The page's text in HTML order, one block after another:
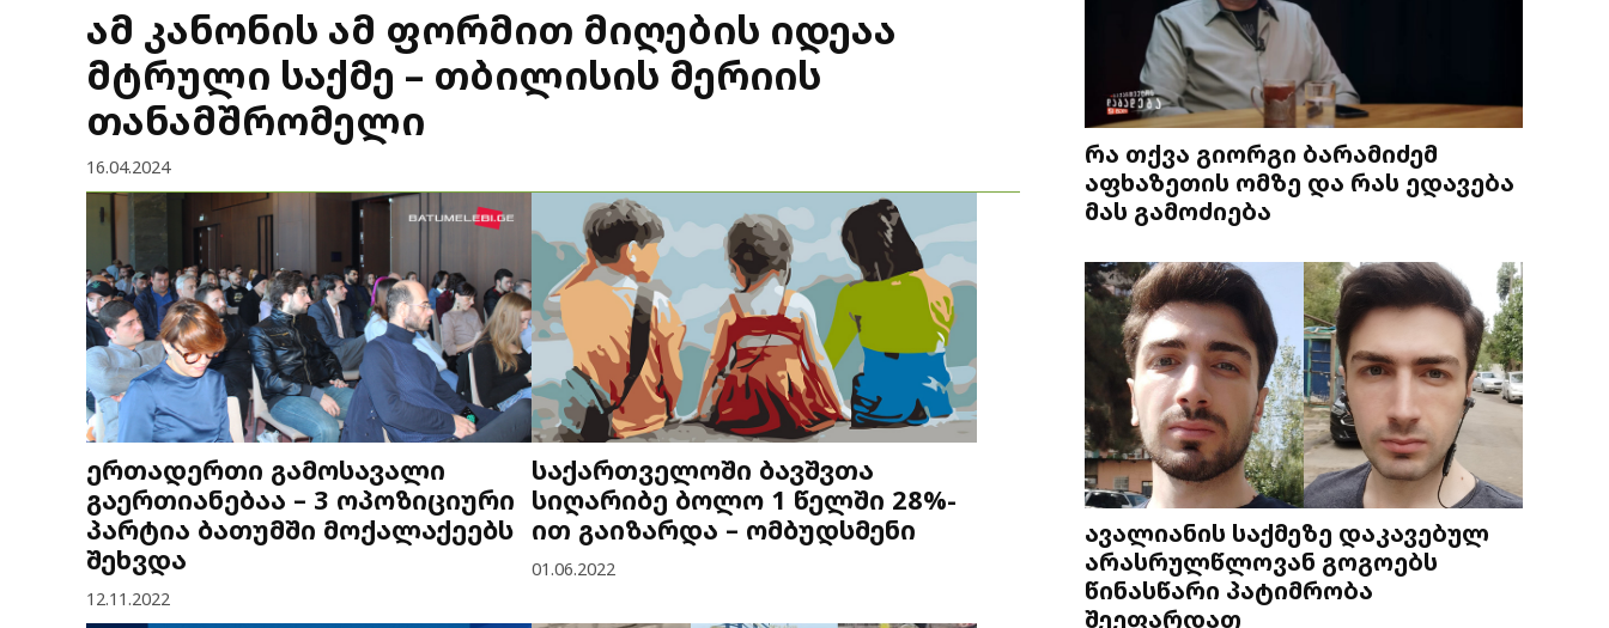
ამ კანონის ამ ფორმით მიღების იდეაა
მტრული საქმე – თბილისის მერიის
თანამშრომელი
16.04.2024
ერთადერთი გამოსავალი
გაერთიანებაა – 3 ოპოზიციური
პარტია ბათუმში მოქალაქეებს
შეხვდა
12.11.2022
საქართველოში ბავშვთა
სიღარიბე ბოლო 1 წელში 28%-
ით გაიზარდა – ომბუდსმენი
01.06.2022
რა თქვა გიორგი ბარამიძემ
აფხაზეთის ომზე და რას ედავება
მას გამოძიება
ავალიანის საქმეზე დაკავებულ
არასრულწლოვან გოგოებს
წინასწარი პატიმრობა
შეეფარდათ